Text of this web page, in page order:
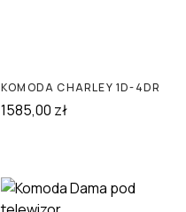
KOMODA CHARLEY 1D-4DR
1585,00 zł